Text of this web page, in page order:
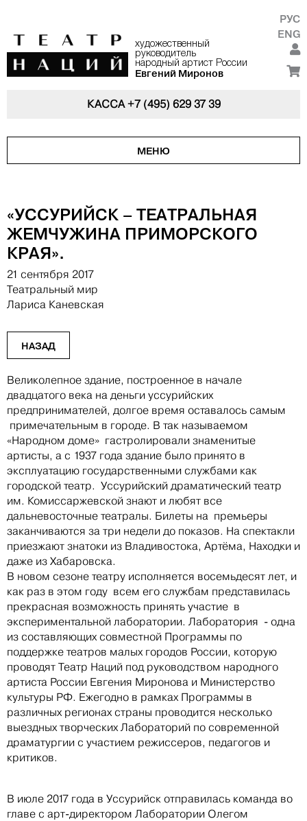
художественный
руководитель
народный артист России
Евгений Миронов
РУС
ENG
КАССА+7 (495) 629 37 39
МЕНЮ
«УССУРИЙСК – ТЕАТРАЛЬНАЯ
ЖЕМЧУЖИНА ПРИМОРСКОГО
КРАЯ».
21 сентября 2017
Театральный мир
Лариса Каневская
НАЗАД
Великолепное здание, построенное в начале
двадцатого века на деньги уссурийских
предпринимателей, долгое время оставалось самым
примечательным в городе. В так называемом
«Народном доме» гастролировали знаменитые
артисты, а с 1937 года здание было принято в
эксплуатацию государственными службами как
городской театр. Уссурийский драматический театр
им. Комиссаржевской знают и любят все
дальневосточные театралы. Билеты на премьеры
заканчиваются за три недели до показов. На спектакли
приезжают знатоки из Владивостока, Артёма, Находки и
даже из Хабаровска.
В новом сезоне театру исполняется восемьдесят лет, и
как раз в этом году всем его службам представилась
прекрасная возможность принять участие в
экспериментальной лаборатории. Лаборатория - одна
из составляющих совместной Программы по
поддержке театров малых городов России, которую
проводят Театр Наций под руководством народного
артиста России Евгения Миронова и Министерство
культуры РФ. Ежегодно в рамках Программы в
различных регионах страны проводится несколько
выездных творческих Лабораторий по современной
драматургии с участием режиссеров, педагогов и
критиков.
В июле 2017 года в Уссурийск отправилась команда во
главе с арт-директором Лаборатории Олегом